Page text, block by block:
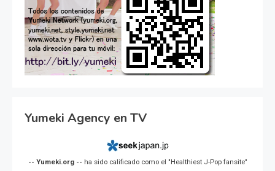
Yumeki Agency en TV
-- Yumeki.org -- ha sido calificado como el "Healthiest J-Pop fansite"